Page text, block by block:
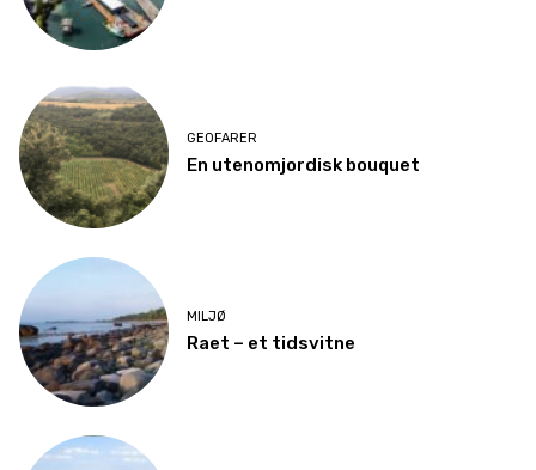
GEOFARER
En utenomjordisk bouquet
MILJØ
Raet – et tidsvitne